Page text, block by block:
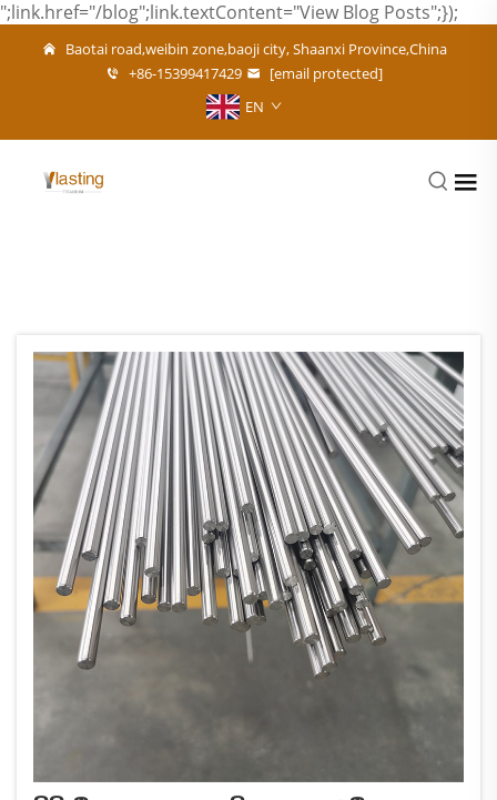
";link.href="/blog";link.textContent="View Blog Posts";});
Baotai road,weibin zone,baoji city, Shaanxi Province,China
+86-15399417429
[email protected]
EN